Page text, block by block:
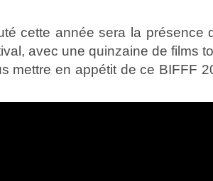
cette année sera la présence
avec une quinzaine de films
mettre en appétit de ce BIFFF